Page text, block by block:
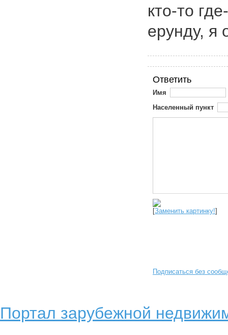
кто-то
ерунду, я
Ответить
Имя
Населенный пункт
[Заменить картинку!]
Подписаться без
Портал зарубежной